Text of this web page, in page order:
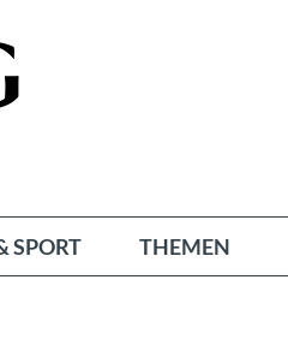
SPORT THEMEN